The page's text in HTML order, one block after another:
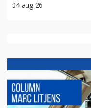
04 aug 26